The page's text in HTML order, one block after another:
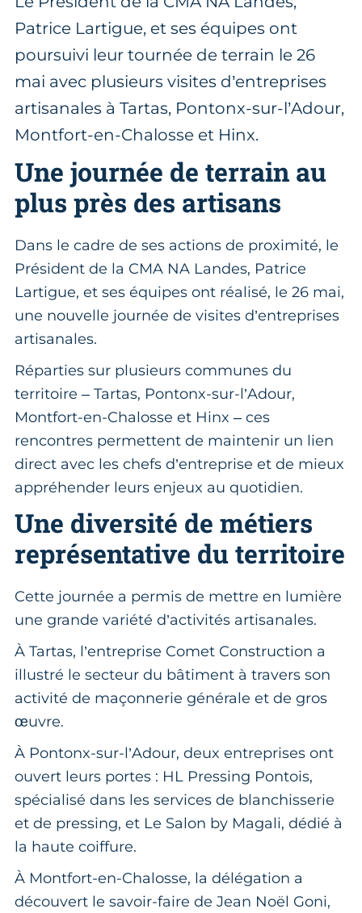
Patrice Lartigue, et ses équipes ont
poursuivi leur tournée de terrain le 26
mai avec plusieurs visites d’entreprises
artisanales à Tartas, Pontonx-sur-l’Adour,
Montfort-en-Chalosse et Hinx.
Une journée de terrain au
plus près des artisans
Dans le cadre de ses actions de proximité, le
Président de la CMA NA Landes, Patrice
Lartigue, et ses équipes ont réalisé, le 26 mai,
une nouvelle journée de visites d’entreprises
artisanales.
Réparties sur plusieurs communes du
territoire – Tartas, Pontonx-sur-l’Adour,
Montfort-en-Chalosse et Hinx – ces
rencontres permettent de maintenir un lien
direct avec les chefs d’entreprise et de mieux
appréhender leurs enjeux au quotidien.
Une diversité de métiers
représentative du territoire
Cette journée a permis de mettre en lumière
une grande variété d’activités artisanales.
À Tartas, l’entreprise Comet Construction a
illustré le secteur du bâtiment à travers son
activité de maçonnerie générale et de gros
œuvre.
À Pontonx-sur-l’Adour, deux entreprises ont
ouvert leurs portes : HL Pressing Pontois,
spécialisé dans les services de blanchisserie
et de pressing, et Le Salon by Magali, dédié à
la haute coiffure.
À Montfort-en-Chalosse, la délégation a
découvert le savoir-faire de Jean Noël Goni,